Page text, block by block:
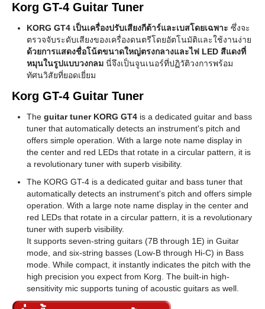
Korg GT-4 Guitar Tuner
KORG GT4 เป็นเครื่องปรับเสียงกีต้าร์และเบสโดยเฉพาะ ซึ่งจะ
ตรวจจับระดับเสียงของเครื่องดนตรีโดยอัตโนมัติและใช้งานง่าย
ด้วยการแสดงชื่อโน้ตขนาดใหญ่ตรงกลางและไฟ LED สีแดงที่
หมุนในรูปแบบวงกลม นี่จึงเป็นจูนเนอร์ที่ปฏิวัติวงการพร้อม
ทัศนวิสัยที่ยอดเยี่ยม
Korg GT-4 Guitar Tuner
The guitar tuner KORG GT4 is a dedicated guitar and bass
tuner that automatically detects an instrument's pitch and
offers simple operation. With a large note name display in
the center and red LEDs that rotate in a circular pattern, it is
a revolutionary tuner with superb visibility.
The KORG GT-4 is a dedicated guitar and bass tuner that
automatically detects an instrument's pitch and offers simple
operation. With a large note name display in the center and
red LEDs that rotate in a circular pattern, it is a revolutionary
tuner with superb visibility.
It supports seven-string guitars (7B through 1E) in Guitar
mode, and six-string basses (Low-B through Hi-C) in Bass
mode. While compact, it instantly indicates the pitch with the
high precision you expect from Korg. The built-in high-
sensitivity mic supports tuning of acoustic guitars as well.